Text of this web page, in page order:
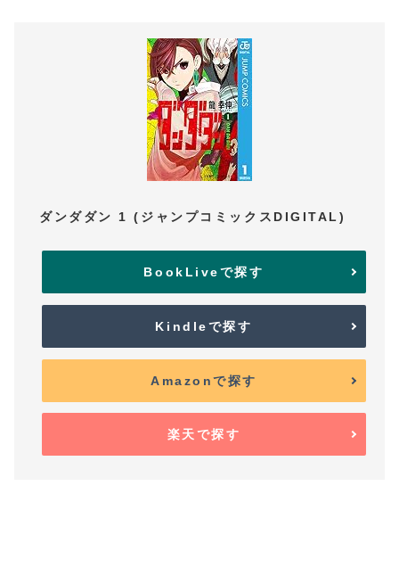
ダンダダン 1 (ジャンプコミックスDIGITAL)
BookLiveで探す
Kindleで探す
Amazonで探す
楽天で探す